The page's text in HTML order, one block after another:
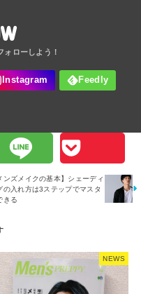
ンズメイクの基本】シェーディ
の入れ方は3ステップでマスタ
きる
NEWS